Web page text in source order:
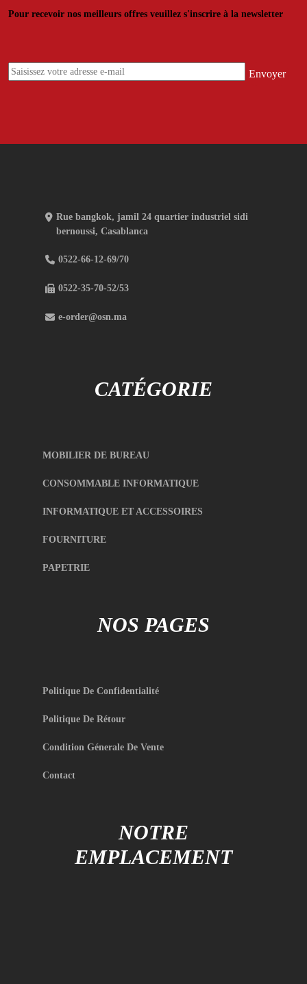
Pour recevoir nos meilleurs offres veuillez s'inscrire à la newsletter
Rue bangkok, jamil 24 quartier industriel sidi
bernoussi, Casablanca
0522-66-12-69/70
0522-35-70-52/53
e-order@osn.ma
CATÉGORIE
MOBILIER DE BUREAU
CONSOMMABLE INFORMATIQUE
INFORMATIQUE ET ACCESSOIRES
FOURNITURE
PAPETRIE
NOS PAGES
Politique De Confidentialité
Politique De Rétour
Condition Génerale De Vente
Contact
NOTRE
EMPLACEMENT